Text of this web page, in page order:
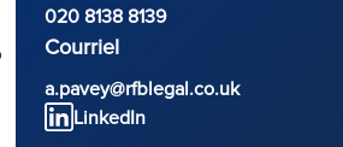
020 8138 8139
Courriel
a.pavey@rfblegal.co.uk
LinkedIn